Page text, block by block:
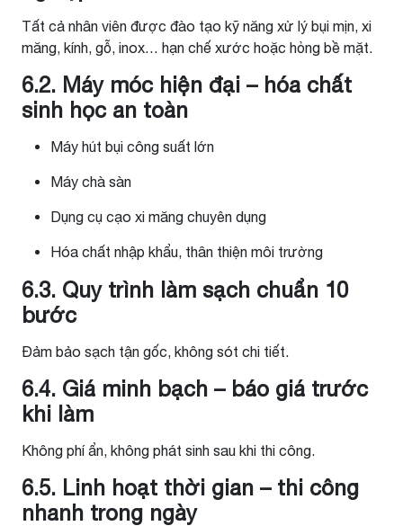
Tất cả nhân viên được đào tạo kỹ năng xử lý bụi mịn, xi
măng, kính, gỗ, inox… hạn chế xước hoặc hỏng bề mặt.
6.2. Máy móc hiện đại – hóa chất
sinh học an toàn
Máy hút bụi công suất lớn
Máy chà sàn
Dụng cụ cạo xi măng chuyên dụng
Hóa chất nhập khẩu, thân thiện môi trường
6.3. Quy trình làm sạch chuẩn 10
bước
Đảm bảo sạch tận gốc, không sót chi tiết.
6.4. Giá minh bạch – báo giá trước
khi làm
Không phí ẩn, không phát sinh sau khi thi công.
6.5. Linh hoạt thời gian – thi công
nhanh trong ngày